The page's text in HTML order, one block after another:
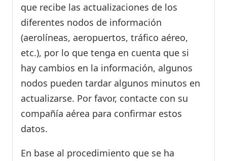
que recibe las actualizaciones de los
diferentes nodos de información
(aerolíneas, aeropuertos, tráfico aéreo,
etc.), por lo que tenga en cuenta que si
hay cambios en la información, algunos
nodos pueden tardar algunos minutos en
actualizarse. Por favor, contacte con su
compañía aérea para confirmar estos
datos.
En base al procedimiento que se ha